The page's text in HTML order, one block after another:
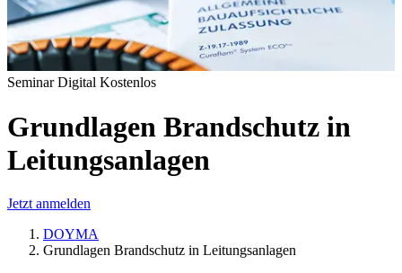
Seminar Digital Kostenlos
Grundlagen Brandschutz in
Leitungsanlagen
Jetzt anmelden
DOYMA
Grundlagen Brandschutz in Leitungsanlagen